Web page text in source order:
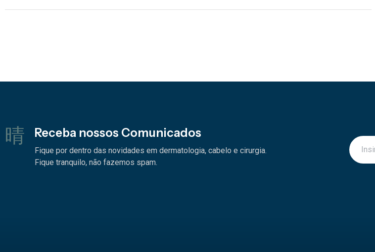
Receba nossos Comunicados
Fique por dentro das novidades em dermatologia, cabelo e cirurgia.
Fique tranquilo, não fazemos spam.